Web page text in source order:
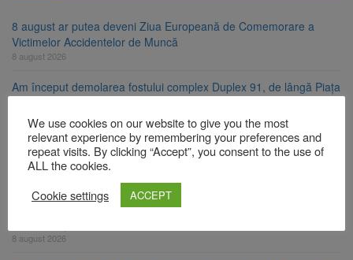
8 august ar putea deveni Ziua Europeană de Comemorare a
Victimelor Accidentelor de Muncă
8 august 2026
Am început demolarea fostului complex Duplex 91, de lângă Piața
8 august 2026
Ungaria renunță la apelul pentru reducerea consumului de
energie. Nivelul Dunării a început să crească
Asociația Română pentru Iluminat cere reducerea luminii pe
8 august 2026
We use cookies on our website to give you the most
relevant experience by remembering your preferences and
repeat visits. By clicking “Accept”, you consent to the use of
ALL the cookies.
Cookie settings
ACCEPT